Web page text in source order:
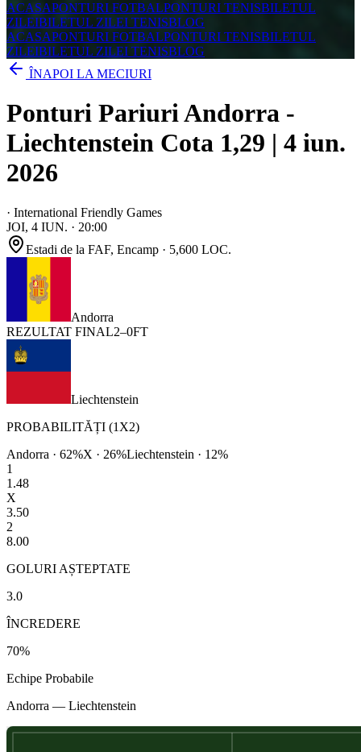
ACASAPONTURI FOTBALPONTURI TENISBILETUL
ZILEIBILETUL ZILEI TENISBLOG
ACASAPONTURI FOTBALPONTURI TENISBILETUL
ZILEIBILETUL ZILEI TENISBLOG
ÎNAPOI LA MECIURI
Ponturi Pariuri Andorra -
Liechtenstein Cota 1,29 | 4 iun.
2026
· International Friendly Games
JOI, 4 IUN. · 20:00
Estadi de la FAF, Encamp · 5,600 LOC.
Andorra
REZULTAT FINAL2–0FT
Liechtenstein
PROBABILITĂȚI (1X2)
Andorra · 62%X · 26%Liechtenstein · 12%
1
1.48
X
3.50
2
8.00
GOLURI AȘTEPTATE
3.0
ÎNCREDERE
70%
Echipe Probabile
Andorra — Liechtenstein